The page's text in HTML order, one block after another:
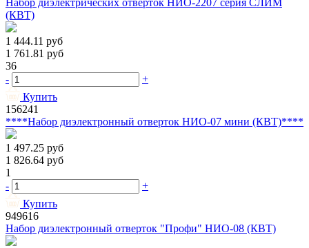
Набор диэлектрических отверток НИО-2207 серия СЛИМ
(КВТ)
1 444.11 руб
1 761.81 руб
36
-
+
Купить
156241
****Набор диэлектронный отверток НИО-07 мини (КВТ)****
1 497.25 руб
1 826.64 руб
1
-
+
Купить
949616
Набор диэлектронный отверток "Профи" НИО-08 (КВТ)